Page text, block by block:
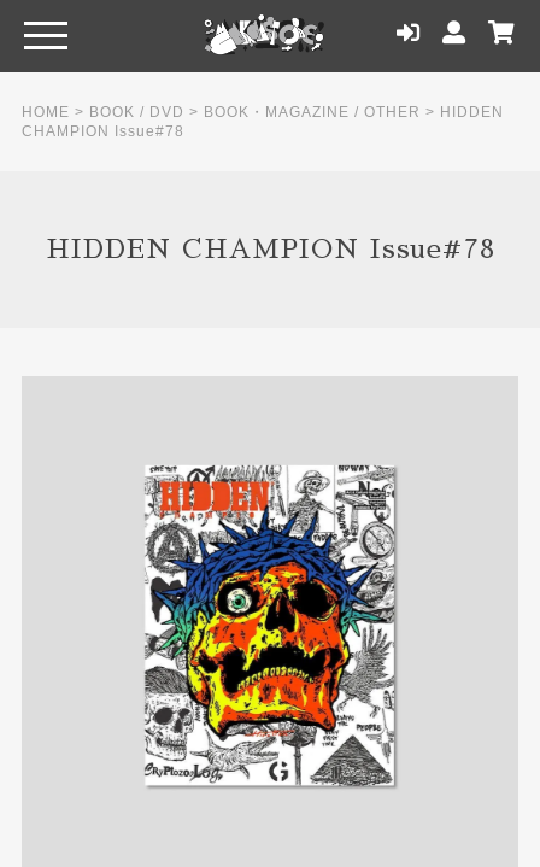
HOME > BOOK / DVD > BOOK・MAGAZINE / OTHER > HIDDEN
CHAMPION Issue#78
HIDDEN CHAMPION Issue#78